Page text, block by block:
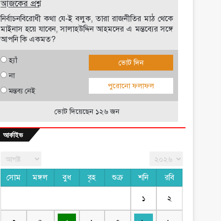
আজকের প্রশ্ন
নির্বাচনবিরোধী কথা যে-ই বলুক, তারা রাজনীতির মাঠ থেকে
মাইনাস হয়ে যাবেন, সালাহউদ্দিন আহমদের এ মন্তব্যের সঙ্গে
আপনি কি একমত?
হ্যাঁ
না
মন্তব্য নেই
ভোট দিন
পুরোনো ফলাফল
ভোট দিয়েছেন ১২৬ জন
আর্কাইভ
সোম মঙ্গল বুধ বৃহ শুক্র শনি রবি
১ ২